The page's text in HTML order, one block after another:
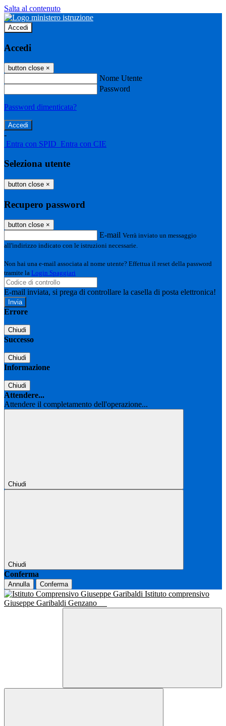
Salta al contenuto
Accedi
Accedi
button close ×
Nome Utente
Password
Password dimenticata?
-
Entra con SPID Entra con CIE
Seleziona utente
button close ×
Recupero password
button close ×
E-mail Verrà inviato un messaggio
all'indirizzo indicato con le istruzioni necessarie.
Non hai una e-mail associata al nome utente? Effettua il reset della password
tramite la Login Spaggiari
E-mail inviata, si prega di controllare la casella di posta elettronica!
Errore
Chiudi
Successo
Chiudi
Informazione
Chiudi
Attendere...
Attendere il completamento dell'operazione...
Chiudi
Chiudi
Conferma
Annulla Conferma
Istituto comprensivo
Giuseppe Garibaldi Genzano